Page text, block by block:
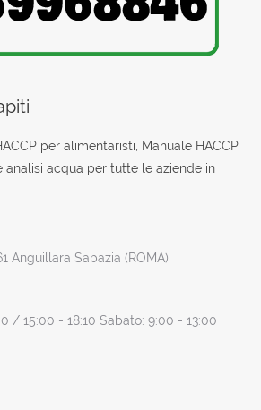
per alimentaristi, Manuale HACCP
analisi acqua per tutte le aziende in
Anguillara Sabazia (ROMA)
/ 15:00 - 18:10 Sabato: 9:00 - 13:00